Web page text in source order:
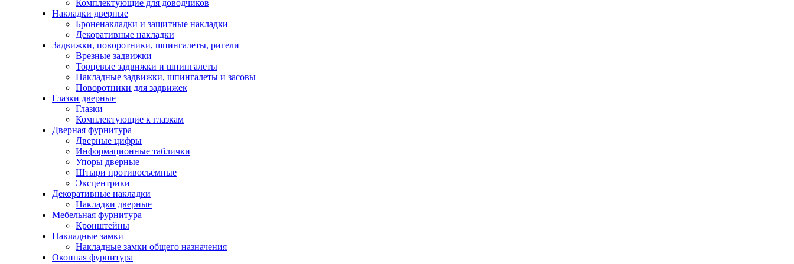
Комплектующие для доводчиков
Накладки дверные
Броненакладки и защитные накладки
Декоративные накладки
Задвижки, поворотники, шпингалеты, ригели
Врезные задвижки
Торцевые задвижки и шпингалеты
Накладные задвижки, шпингалеты и засовы
Поворотники для задвижек
Глазки дверные
Глазки
Комплектующие к глазкам
Дверная фурнитура
Дверные цифры
Информационные таблички
Упоры дверные
Штыри противосъёмные
Эксцентрики
Декоративные накладки
Накладки дверные
Мебельная фурнитура
Кронштейны
Накладные замки
Накладные замки общего назначения
Оконная фурнитура